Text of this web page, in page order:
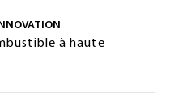
à haute